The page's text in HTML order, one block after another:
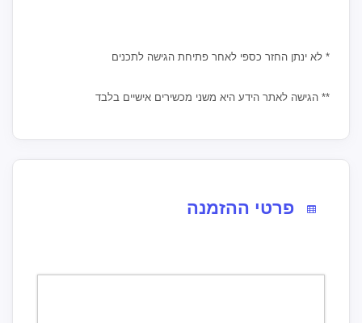
* לא ינתן החזר כספי לאחר פתיחת הגישה לתכנים
** הגישה לאתר הידע היא משני מכשירים אישיים בלבד
פרטי ההזמנה